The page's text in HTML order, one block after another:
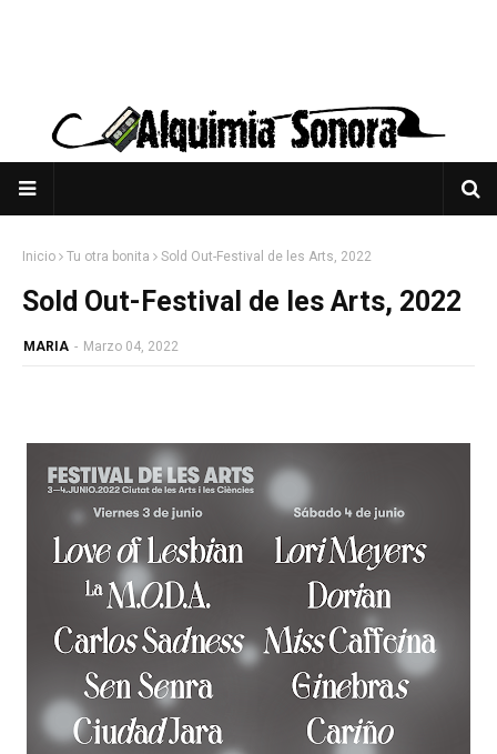
Inicio Tu otra bonita Sold Out-Festival de les Arts, 2022
Sold Out-Festival de les Arts, 2022
MARIA - Marzo 04, 2022